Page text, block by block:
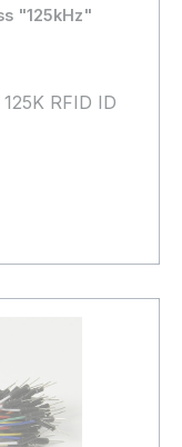
"125kHz"
RFID ID